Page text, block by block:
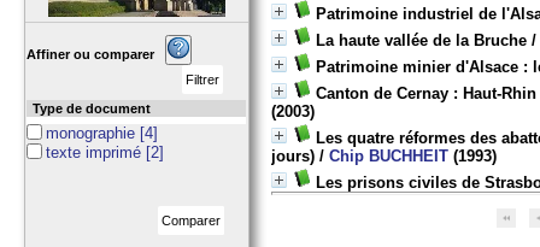
Patrimoine industriel de
La haute vallée de la Bruche
Patrimoine minier d'Alsace :
Canton de Cernay : Haut-Rhin
(2003)
Les quatre réformes des
jours) /Chip BUCHHEIT (1993)
Les prisons civiles de
Affiner ou comparer
Type de document
monographie [4]
texte imprimé [2]